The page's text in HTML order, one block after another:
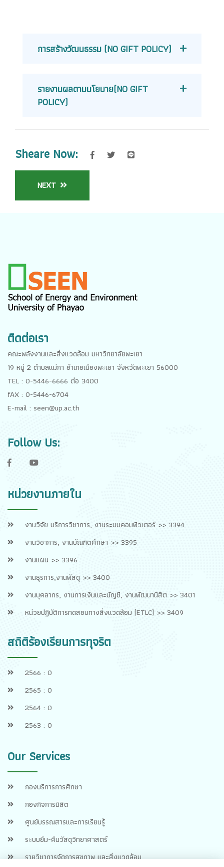
การสร้างวัฒนธรรม (NO GIFT POLICY)
รายงานผลตามนโยบาย(NO GIFT
POLICY)
Sheare Now:
NEXT
ติดต่อเรา
คณะพลังงานและสิ่งแวดล้อม มหาวิทยาลัยพะเยา
19 หมู่ 2 ตำบลแม่กา อำเภอเมืองพะเยา จังหวัดพะเยา 56000
TEL : 0-5446-6666 ต่อ 3400
fAX : 0-5446-6704
E-mail : seen@up.ac.th
Follow Us:
หน่วยงานภายใน
งานวิจัย บริการวิชาการ, งานระบบคอมพิวเตอร์ >> 3394
งานวิชาการ, งานบัณฑิตศึกษา >> 3395
งานแผน >> 3396
งานธุรการ,งานพัสดุ >> 3400
งานบุคลากร, งานการเงินและบัญชี, งานพัฒนานิสิต >> 3401
หน่วยปฏิบัติการทดสอบทางสิ่งแวดล้อม [ETLC] >> 3409
สถิติร้องเรียนการทุจริต
2566 : 0
2565 : 0
2564 : 0
2563 : 0
Our Services
กองบริการการศึกษา
กองกิจการนิสิต
ศูนย์บรรณสารและการเรียนรู้
ระบบยืม-คืนวัสดุวิทยาศาสตร์
รายวิชาการจัดการสุขภาพ และสิ่งแวดล้อม